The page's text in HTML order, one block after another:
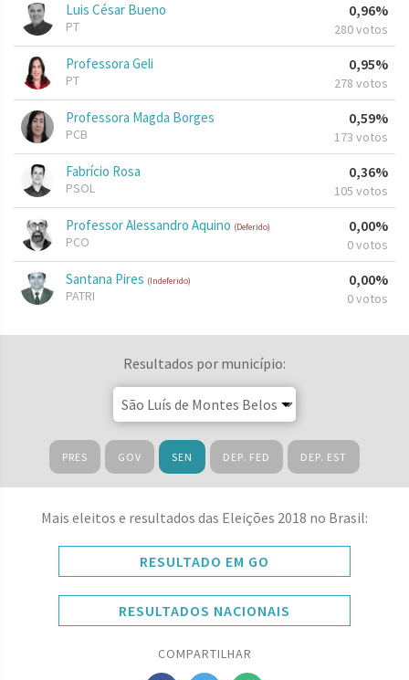
Luis César Bueno
PT
0,96%
280 votos
Professora Geli
PT
0,95%
278 votos
Professora Magda Borges
PCB
0,59%
173 votos
Fabrício Rosa
PSOL
0,36%
105 votos
Professor Alessandro Aquino (Deferido)
PCO
0,00%
0 votos
Santana Pires (Indeferido)
PATRI
0,00%
0 votos
Resultados por município:
PRES GOV SEN DEP. FED DEP. EST
Mais eleitos e resultados das Eleições 2018 no Brasil:
RESULTADO EM GO
RESULTADOS NACIONAIS
COMPARTILHAR